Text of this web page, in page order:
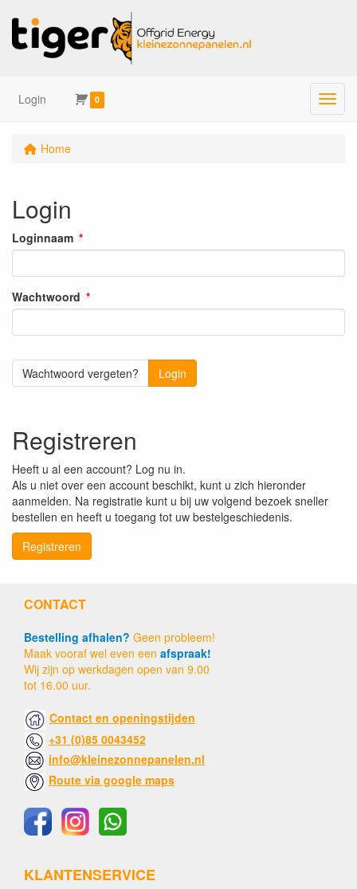
Login 0 Menu
Home
Login
Loginnaam
Wachtwoord
Wachtwoord vergeten? Login
Registreren
Heeft u al een account? Log nu in.
Als u niet over een account beschikt, kunt u zich hieronder
aanmelden. Na registratie kunt u bij uw volgend bezoek sneller
bestellen en heeft u toegang tot uw bestelgeschiedenis.
Registreren
CONTACT
Bestelling afhalen? Geen probleem!
Maak vooraf wel even een afspraak!
Wij zijn op werkdagen open van 9.00
tot 16.00 uur.
Contact en openingstijden
+31 (0)85 0043452
info@kleinezonnepanelen.nl
Route via google maps
KLANTENSERVICE